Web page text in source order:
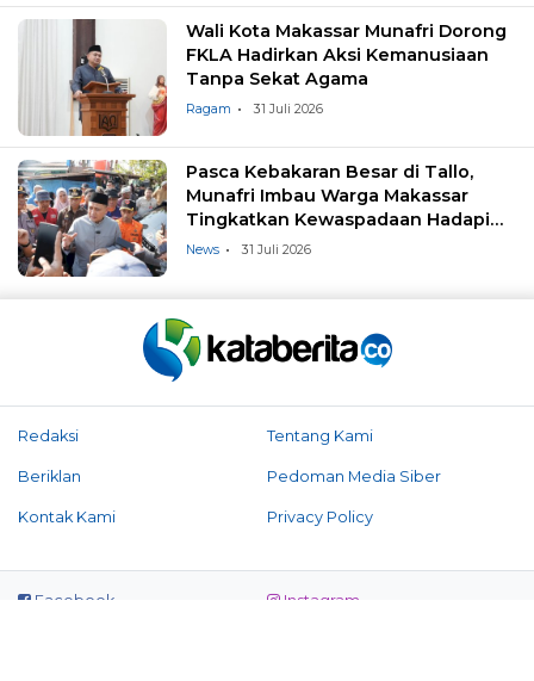
Wali Kota Makassar Munafri Dorong
FKLA Hadirkan Aksi Kemanusiaan
Tanpa Sekat Agama
Ragam 31 Juli 2026
Pasca Kebakaran Besar di Tallo,
Munafri Imbau Warga Makassar
Tingkatkan Kewaspadaan Hadapi
Musim Kemarau
News 31 Juli 2026
Redaksi Tentang Kami
Beriklan Pedoman Media Siber
Kontak Kami Privacy Policy
Facebook Instagram